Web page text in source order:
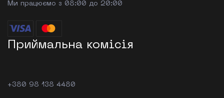
Ми працюємо з 08:00 до 20:00
Приймальна комісія
+380 98 138 4480